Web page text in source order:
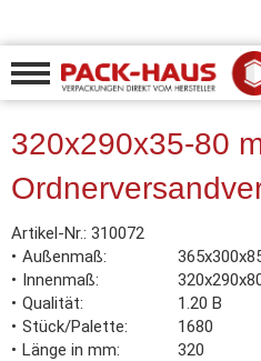
320x290x35-80
Artikel-Nr.: 310072
Außenmaß
Innenmaß
Qualität
1.20 B
Stück/Palette
1680
Länge in mm
320